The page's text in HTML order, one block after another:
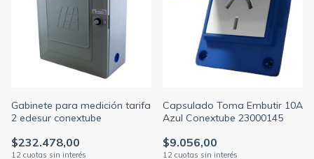
Gabinete para medición tarifa
2 edesur conextube
$232.478,00
Capsulado Toma Embutir 10A
Azul Conextube 23000145
$9.056,00